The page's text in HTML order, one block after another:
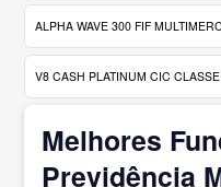
ALPHA WAVE 300 FIF
V8 CASH PLATINUM CIC CLASSE
Melhores
Previdência